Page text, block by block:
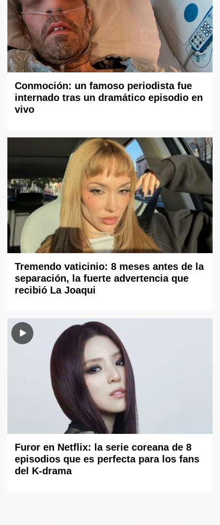
Conmoción: un famoso periodista fue
internado tras un dramático episodio en
vivo
Tremendo vaticinio: 8 meses antes de la
separación, la fuerte advertencia que
recibió La Joaqui
Furor en Netflix: la serie coreana de 8
episodios que es perfecta para los fans
del K-drama